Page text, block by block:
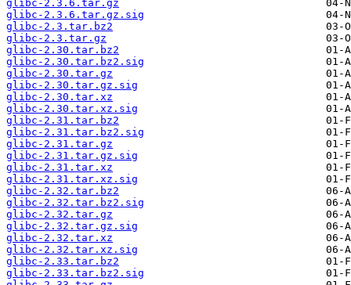
glibc-2.3.6.tar.gz
glibc-2.3.6.tar.gz.sig
glibc-2.3.tar.bz2
glibc-2.3.tar.gz
glibc-2.30.tar.bz2
glibc-2.30.tar.bz2.sig
glibc-2.30.tar.gz
glibc-2.30.tar.gz.sig
glibc-2.30.tar.xz
glibc-2.30.tar.xz.sig
glibc-2.31.tar.bz2
glibc-2.31.tar.bz2.sig
glibc-2.31.tar.gz
glibc-2.31.tar.gz.sig
glibc-2.31.tar.xz
glibc-2.31.tar.xz.sig
glibc-2.32.tar.bz2
glibc-2.32.tar.bz2.sig
glibc-2.32.tar.gz
glibc-2.32.tar.gz.sig
glibc-2.32.tar.xz
glibc-2.32.tar.xz.sig
glibc-2.33.tar.bz2
glibc-2.33.tar.bz2.sig